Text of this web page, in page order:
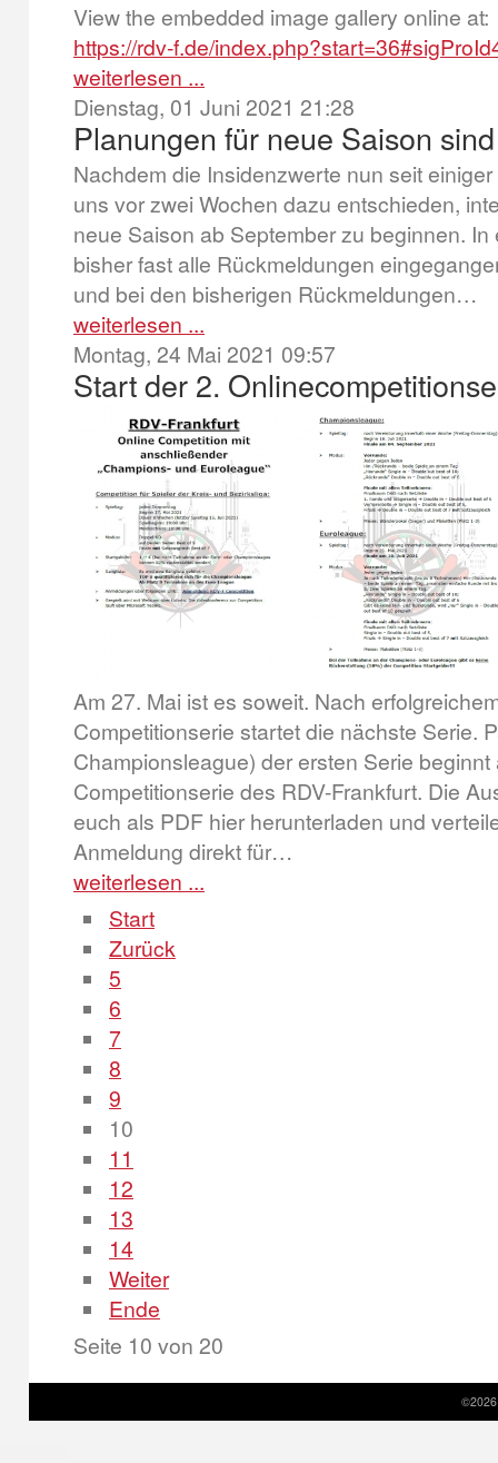
View the embedded image gallery online at:
https://rdv-f.de/
weiterlesen ...
Dienstag, 01 Juni 2021 21:28
Planungen für neue Saison
Nachdem die Insidenzwerte nun seit
uns vor zwei Wochen dazu entschieden,
neue Saison ab September zu beginnen.
bisher fast alle Rückmeldungen
und bei den bisherigen Rückmeldungen…
weiterlesen ...
Montag, 24 Mai 2021 09:57
Start der 2.
Am 27. Mai ist es soweit. Nach
Competitionserie startet die nächste Serie.
Championsleague) der ersten Serie
Competitionserie des RDV-Frankfurt. Die
euch als PDF hier herunterladen und
Anmeldung direkt für…
weiterlesen ...
Start
Zurück
5
6
7
8
9
10
11
12
13
14
Weiter
Ende
Seite 10 von 20
©2026